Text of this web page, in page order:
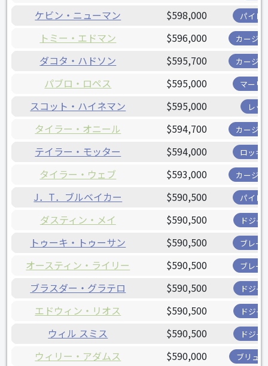
ケビン・ニューマン $598,000 パイレ
トミー・エドマン $596,000 カージ
ダコタ・ハドソン $595,700 カージ
パブロ・ロペス $595,000 マーリ
スコット・ハイネマン $595,000 レッ
タイラー・オニール $594,700 カージ
テイラー・モッター $594,000 ロッキ
タイラー・ウェブ $593,000 カージ
J．T．ブルベイカー $590,500 パイレ
ダスティン・メイ $590,500 ドジャ
トゥーキ・トゥーサン $590,500 ブレー
オースティン・ライリー $590,500 ブレー
ブラスダー・グラテロ $590,500 ドジャ
エドウィン・リオス $590,500 ドジャ
ウィル スミス $590,500 ドジャ
ウィリー・アダムス $590,000 ブリュ